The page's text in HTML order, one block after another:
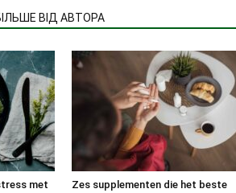
ВІД АВТОРА
met
Zes supplementen die het beste